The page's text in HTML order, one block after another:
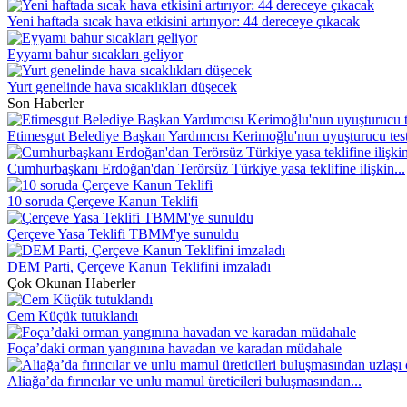
Yeni haftada sıcak hava etkisini artırıyor: 44 dereceye çıkacak
Eyyamı bahur sıcakları geliyor
Yurt genelinde hava sıcaklıkları düşecek
Son Haberler
Etimesgut Belediye Başkan Yardımcısı Kerimoğlu'nun uyuşturucu
Cumhurbaşkanı Erdoğan'dan Terörsüz Türkiye yasa teklifine ilişkin...
10 soruda Çerçeve Kanun Teklifi
Çerçeve Yasa Teklifi TBMM'ye sunuldu
DEM Parti, Çerçeve Kanun Teklifini imzaladı
Çok Okunan Haberler
Cem Küçük tutuklandı
Foça’daki orman yangınına havadan ve karadan müdahale
Aliağa’da fırıncılar ve unlu mamul üreticileri buluşmasından...